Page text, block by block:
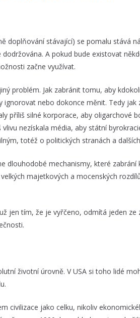
doplňování stávající) se pomalu stává
A pokud bude existovat
začne využívat.
problém. Jak zabránit tomu, aby
nebo dokonce měnit. Tedy jak
příliš silné korporace, aby oligarchové
nezískala média, aby státní
totéž o politických stranách a
dlouhodobé mechanismy, které zabrání
majetkových a mocenských
jen tím, že je vyřčeno, odmítá jeden ze
životní úrovně. V USA si toho lidé
civilizace jako celku, nikoliv